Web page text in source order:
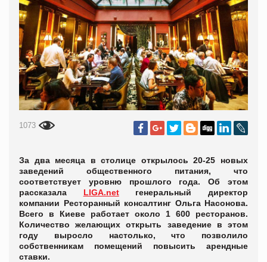
1073
За два месяца в столице открылось 20-25 новых
заведений общественного питания, что
соответствует уровню прошлого года. Об этом
рассказала LIGA.netгенеральный директор
компании Ресторанный консалтинг Ольга Насонова.
Всего в Киеве работает около 1 600 ресторанов.
Количество желающих открыть заведение в этом
году выросло настолько, что позволило
собственникам помещений повысить арендные
ставки.